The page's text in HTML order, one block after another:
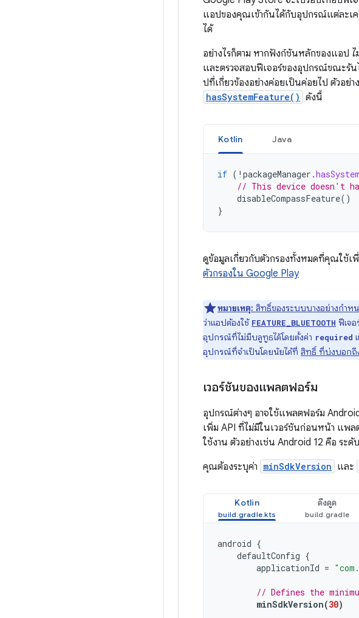
แอปของคุณเข้ากันได้กับอุปกรณ์แต่ละเ
ได้
อย่างไรก็ตาม หากฟังก์ชันหลักของแอป
และตรวจสอบฟีเจอร์ของอุปกรณ์ขณะรั
ปที่เกี่ยวข้องอย่างค่อยเป็นค่อยไป ตัวอย่
hasSystemFeature() ดังนี้
Kotlin Java
if ( ! packageManager .
// This device doesn't
disableCompassFeature()
}
ดูข้อมูลเกี่ยวกับตัวกรองทั้งหมดที่คุณใช้เ
ตัวกรองใน Google Play
หมายเหตุ: สิทธิ์ของระบบบางอย่างกำห
ว่าแอปต้องใช้ FEATURE_BLUETOOTH ฟีเจ
อุปกรณ์ที่ไม่มีบลูทูธได้โดยตั้งค่า required
อุปกรณ์ที่จำเป็นโดยนัยได้ที่ สิทธิ์ ที่บ่งบอกถึ
เวอร์ชันของแพลตฟอร์ม
อุปกรณ์ต่างๆ อาจใช้แพลตฟอร์ม
เพิ่ม API ที่ไม่มีในเวอร์ชันก่อนหน้า แพล
ใช้งาน ตัวอย่างเช่น Android 12 คือ ระ
คุณต้องระบุค่า minSdkVersion และ
Kotlin ดึงดูด
android {
defaultConfig {
applicationId =
// Defines the
minSdkVersion(30)